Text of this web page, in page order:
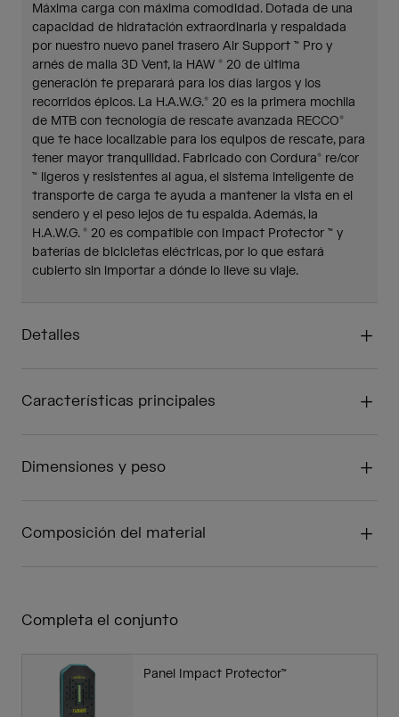
Máxima carga con máxima comodidad. Dotada de una
capacidad de hidratación extraordinaria y respaldada
por nuestro nuevo panel trasero Air Support ™ Pro y
arnés de malla 3D Vent, la HAW ® 20 de última
generación te preparará para los días largos y los
recorridos épicos. La H.A.W.G.® 20 es la primera mochila
de MTB con tecnología de rescate avanzada RECCO®
que te hace localizable para los equipos de rescate, para
tener mayor tranquilidad. Fabricado con Cordura® re/cor
™ ligeros y resistentes al agua, el sistema inteligente de
transporte de carga te ayuda a mantener la vista en el
sendero y el peso lejos de tu espalda. Además, la
H.A.W.G. ® 20 es compatible con Impact Protector ™ y
baterías de bicicletas eléctricas, por lo que estará
cubierto sin importar a dónde lo lleve su viaje.
Detalles
Características principales
Dimensiones y peso
Composición del material
Completa el conjunto
Panel Impact Protector™